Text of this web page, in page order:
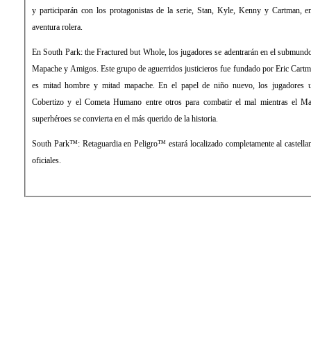
y participarán con los protagonistas de la serie, Stan, Kyle, Kenny y Cartman,
aventura rolera.
En South Park: the Fractured but Whole, los jugadores se adentrarán en el
Mapache y Amigos. Este grupo de aguerridos justicieros fue fundado por Eric
es mitad hombre y mitad mapache. En el papel de niño nuevo, los jugadores
Cobertizo y el Cometa Humano entre otros para combatir el mal mientras el
superhéroes se convierta en el más querido de la historia.
South Park™: Retaguardia en Peligro™ estará localizado completamente al
oficiales.